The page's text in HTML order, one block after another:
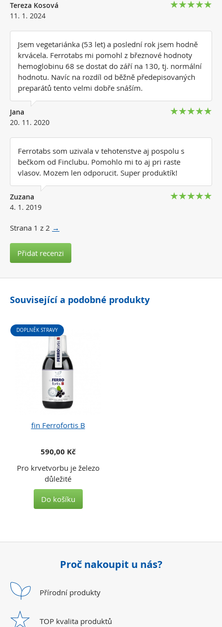
Tereza Kosová
11. 1. 2024
Jsem vegetariánka (53 let) a poslední rok jsem hodně
krvácela. Ferrotabs mi pomohl z březnové hodnoty
hemoglobinu 68 se dostat do září na 130, tj. normální
hodnotu. Navíc na rozdíl od běžně předepisovaných
preparátů tento velmi dobře snáším.
Jana
20. 11. 2020
Ferrotabs som uzivala v tehotenstve aj pospolu s
bečkom od Finclubu. Pomohlo mi to aj pri raste
vlasov. Mozem len odporucit. Super produktík!
Zuzana
4. 1. 2019
Strana 1 z 2 →
Přidat recenzi
Související a podobné produkty
fin Ferrofortis B
DOPLNĚK STRAVY
590,00 Kč
Pro krvetvorbu je železo
důležité
Do košíku
Proč nakoupit u nás?
Přírodní produkty
TOP kvalita produktů